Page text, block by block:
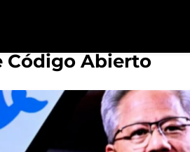
Código Abierto